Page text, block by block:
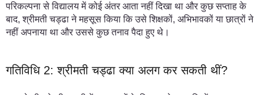
परिकल्पना से विद्यालय में कोई अंतर आता नहीं दिखा था और कुछ सप्ताह के
बाद, श्रीमती चड्ढा ने महसूस किया कि उसे शिक्षकों, अभिभावकों या छात्रों ने
नहीं अपनाया था और उससे कुछ तनाव पैदा हुए थे।
गतिविधि 2: श्रीमती चड्ढा क्या अलग कर सकती थीं?